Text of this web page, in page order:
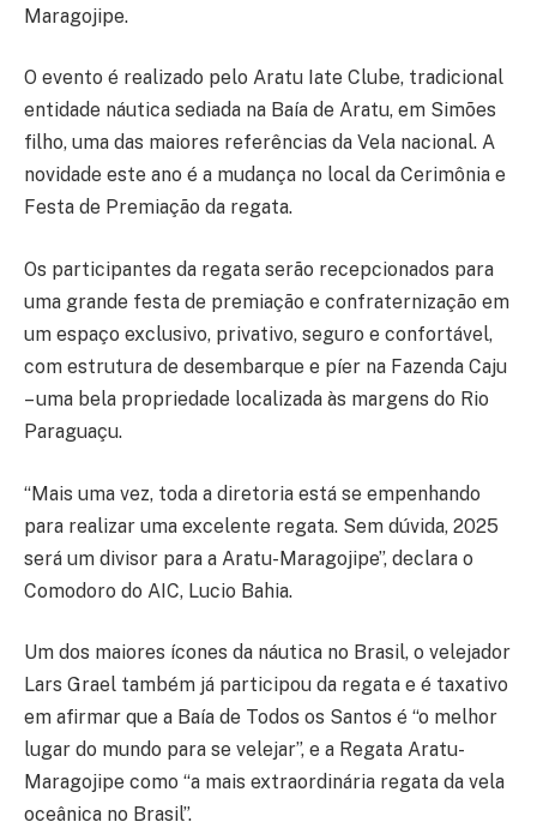
Maragojipe.
O evento é realizado pelo Aratu Iate Clube, tradicional
entidade náutica sediada na Baía de Aratu, em Simões
filho, uma das maiores referências da Vela nacional. A
novidade este ano é a mudança no local da Cerimônia e
Festa de Premiação da regata.
Os participantes da regata serão recepcionados para
uma grande festa de premiação e confraternização em
um espaço exclusivo, privativo, seguro e confortável,
com estrutura de desembarque e píer na Fazenda Caju
– uma bela propriedade localizada às margens do Rio
Paraguaçu.
“Mais uma vez, toda a diretoria está se empenhando
para realizar uma excelente regata. Sem dúvida, 2025
será um divisor para a Aratu-Maragojipe”, declara o
Comodoro do AIC, Lucio Bahia.
Um dos maiores ícones da náutica no Brasil, o velejador
Lars Grael também já participou da regata e é taxativo
em afirmar que a Baía de Todos os Santos é “o melhor
lugar do mundo para se velejar”, e a Regata Aratu-
Maragojipe como “a mais extraordinária regata da vela
oceânica no Brasil”.